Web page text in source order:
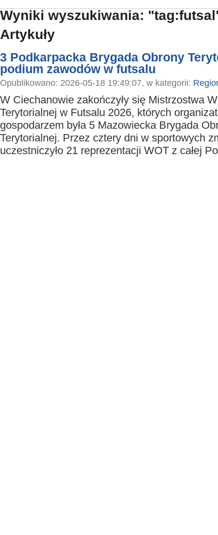
Wyniki wyszukiwania:
Artykuły
3 Podkarpacka Brygada Obrony
podium zawodów w futsalu
Opublikowano: 2026-05-18 19:49:07, w kategorii:
W Ciechanowie zakończyły się Mistrzostwa
Terytorialnej w Futsalu 2026, których
gospodarzem była 5 Mazowiecka Brygada
Terytorialnej. Przez cztery dni w sportowych
uczestniczyło 21 reprezentacji WOT z całej